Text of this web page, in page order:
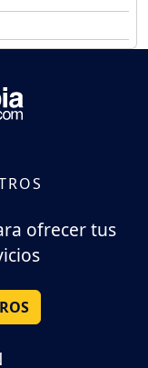
ofrecer tus